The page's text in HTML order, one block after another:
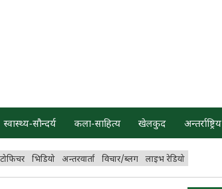
स्वास्थ्य-सौन्दर्य कला-साहित्य खेलकुद अन्तर्राष्ट्रिय
भिडियो अन्तरवार्ता विचार/ब्लग लाइभ रेडियो